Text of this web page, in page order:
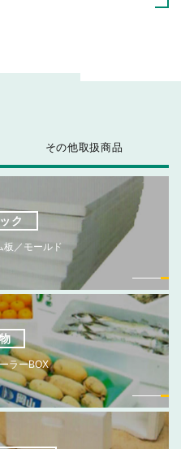
その他取扱商品
ク
板／モールド
ラーBOX